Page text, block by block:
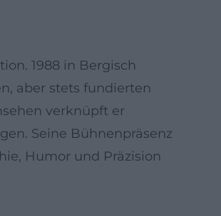
1988 in Bergisch
aber stets fundierten
verknüpft er
Seine Bühnenpräsenz
Humor und Präzision